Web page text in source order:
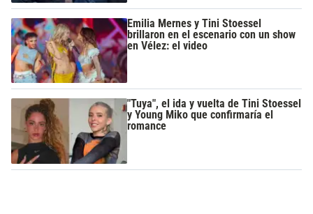
Emilia Mernes y Tini Stoessel
brillaron en el escenario con un show
en Vélez: el video
"Tuya", el ida y vuelta de Tini Stoessel
y Young Miko que confirmaría el
romance